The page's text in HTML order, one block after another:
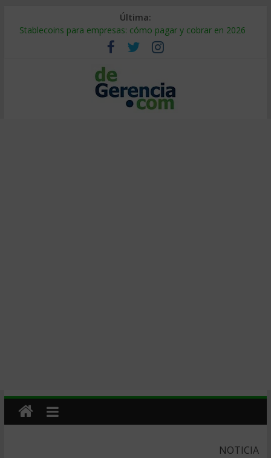
Última:
Stablecoins para empresas: cómo pagar y cobrar en 2026
Despido silencioso: qué es y por qué sale tan caro
IA en selección de personal: cómo auditarla a tiempo
Trabajo forzoso en la cadena de suministro: qué hacer
Mercado hispano de EE. UU.: cómo segmentarlo y venderle
NOTICIA